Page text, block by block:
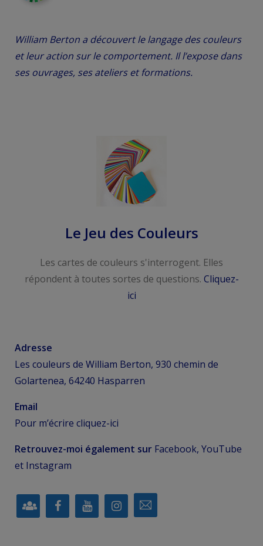
William Berton a découvert le langage des couleurs
et leur action sur le comportement. Il l’expose dans
ses ouvrages, ses ateliers et formations.
Le Jeu des Couleurs
Les cartes de couleurs s'interrogent. Elles
répondent à toutes sortes de questions. Cliquez-
ici
Adresse
Les couleurs de William Berton, 930 chemin de
Golartenea, 64240 Hasparren
Email
Pour m’écrire cliquez-ici
Retrouvez-moi également sur Facebook, YouTube
et Instagram